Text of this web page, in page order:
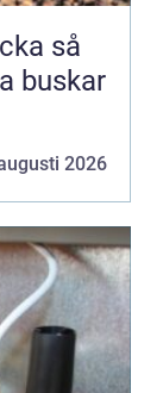
så
buskar
2026